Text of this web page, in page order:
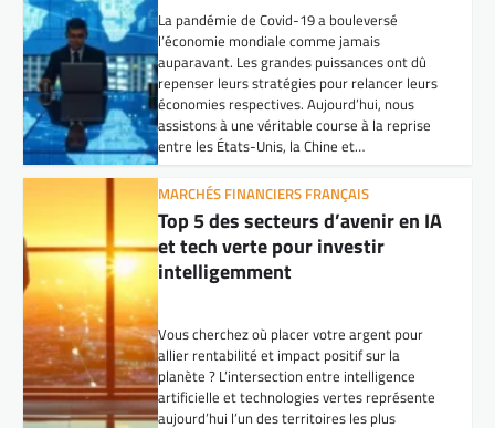
Vous cherchez où placer votre argent pour
allier rentabilité et impact positif sur la
planète ? L’intersection entre intelligence
artificielle et technologies vertes représente
aujourd’hui l’un des territoires les plus
prometteurs pour les investisseurs avisés.
Ces secteurs connaissent une croissance…
TENDANCES ENTREPRISES FRANÇAISES
PME : 5 innovations écologiques
pour s’adapter efficacement au
changement climatique
Face au changement climatique, les petites
et moyennes entreprises doivent aujourd’hui
se réinventer pour continuer à prospérer. Les
enjeux environnementaux ne concernent plus
uniquement les grandes sociétés ou les